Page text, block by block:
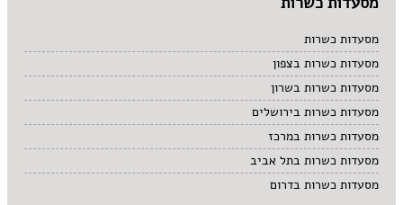
מסעדות כשרות
מסעדות כשרות בצפון
מסעדות כשרות בשרון
מסעדות כשרות בירושלים
מסעדות כשרות במרכז
מסעדות כשרות בתל אביב
מסעדות כשרות בדרום